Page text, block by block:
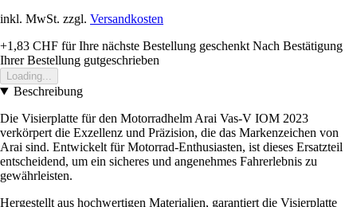
inkl. MwSt. zzgl. Versandkosten
+1,83 CHF für Ihre nächste Bestellung geschenkt Nach Bestätigung
Ihrer Bestellung gutgeschrieben
Loading...
Beschreibung
Die Visierplatte für den Motorradhelm Arai Vas-V IOM 2023
verkörpert die Exzellenz und Präzision, die das Markenzeichen von
Arai sind. Entwickelt für Motorrad-Enthusiasten, ist dieses Ersatzteil
entscheidend, um ein sicheres und angenehmes Fahrerlebnis zu
gewährleisten.
Hergestellt aus hochwertigen Materialien, garantiert die Visierplatte